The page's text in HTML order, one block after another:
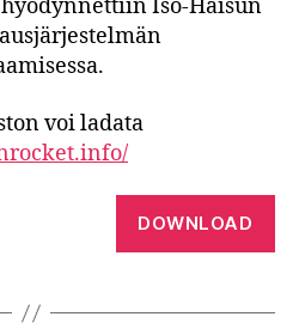
Iso-Haisun
voi ladata
DOWNLOAD